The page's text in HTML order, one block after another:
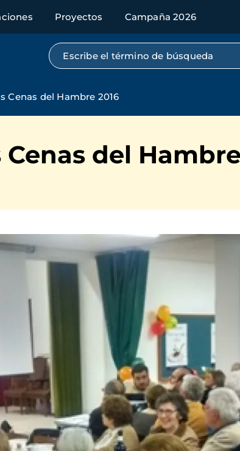
Proyectos Campaña 2026
Búsqueda por texto completo
Cenas del Hambre 2016
del